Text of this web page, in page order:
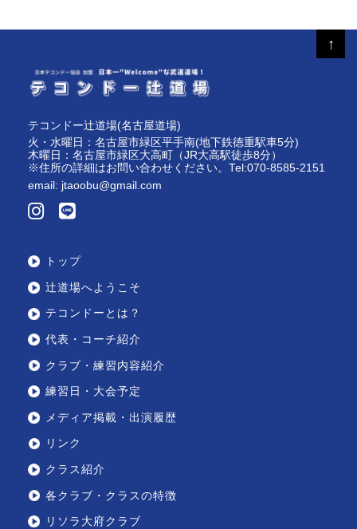
テコンドー辻道場(名古屋道場)
火・水曜日：名古屋市緑区平手南(地下鉄徳重駅車5分)
木曜日：名古屋市緑区大高町（JR大高駅徒歩8分）
※住所の詳細はお問い合わせください。Tel:070-8585-2151
email: jtaoobu@gmail.com
トップ
辻道場へようこそ
テコンドーとは？
代表・コーチ紹介
クラブ・練習内容紹介
練習日・大会予定
メディア掲載・出演履歴
リンク
クラス紹介
各クラブ・クラスの特徴
リソラ大府クラブ
↑